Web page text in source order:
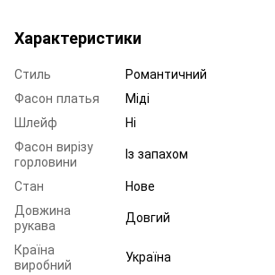
Характеристики
Стиль
Романтичний
Фасон платья
Міді
Шлейф
Ні
Фасон вирізу
горловини
Із запахом
Стан
Нове
Довжина
рукава
Довгий
Країна
виробний
Україна